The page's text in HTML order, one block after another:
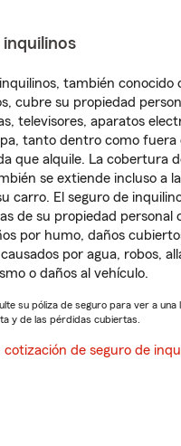
también conocido
cubre su propiedad
televisores, aparatos
tanto dentro como
que alquile. La cobertura
se extiende incluso a
carro. El seguro de
de su propiedad personal
por humo, daños
por agua, robos,
o daños al vehículo.
su póliza de seguro para ver a una
y de las pérdidas cubiertas.
cotización de seguro de